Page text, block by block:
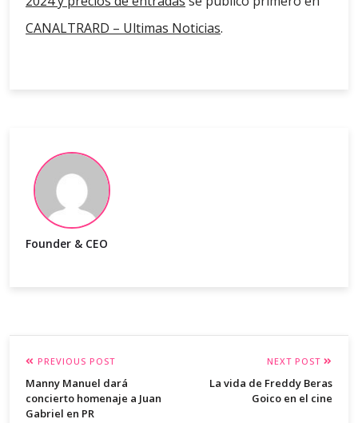
CANALTRARD – Ultimas Noticias.
Founder & CEO
PREVIOUS POST
Manny Manuel dará
concierto homenaje a Juan
Gabriel en PR
NEXT POST
La vida de Freddy Beras
Goico en el cine